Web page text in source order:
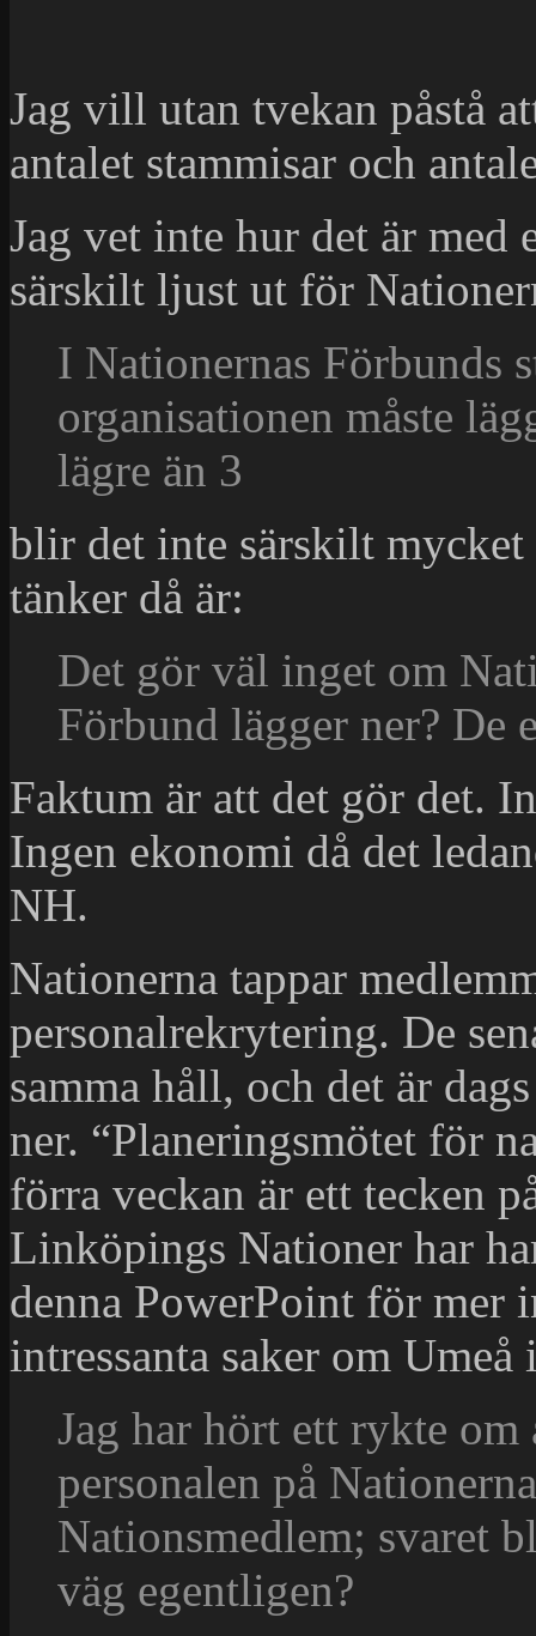
Jag vill utan tvekan påstå
antalet stammisar och
Jag vet inte hur det är med
särskilt ljust ut för
I Nationernas Förbunds
organisationen måste
lägre än 3
blir det inte särskilt mycket
tänker då är:
Det gör väl inget om
Förbund lägger ner? De
Faktum är att det gör det.
Ingen ekonomi då det
NH.
Nationerna tappar
personalrekrytering. De
samma håll, och det är
ner. “Planeringsmötet för
förra veckan är ett tecken
Linköpings Nationer har
denna PowerPoint för mer
intressanta saker om Umeå
Jag har hört ett rykte
personalen på
Nationsmedlem; svaret
väg egentligen?